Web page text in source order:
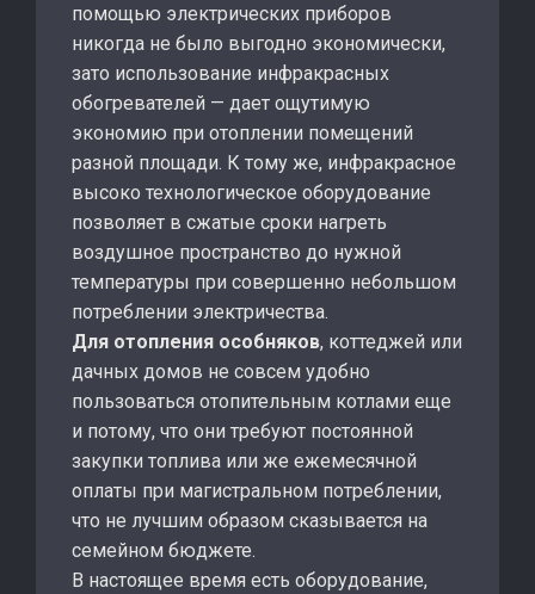
помощью электрических приборов
никогда не было выгодно экономически,
зато использование инфракрасных
обогревателей — дает ощутимую
экономию при отоплении помещений
разной площади. К тому же, инфракрасное
высоко технологическое оборудование
позволяет в сжатые сроки нагреть
воздушное пространство до нужной
температуры при совершенно небольшом
потреблении электричества.
Для отопления особняков, коттеджей или
дачных домов не совсем удобно
пользоваться отопительным котлами еще
и потому, что они требуют постоянной
закупки топлива или же ежемесячной
оплаты при магистральном потреблении,
что не лучшим образом сказывается на
семейном бюджете.
В настоящее время есть оборудование,